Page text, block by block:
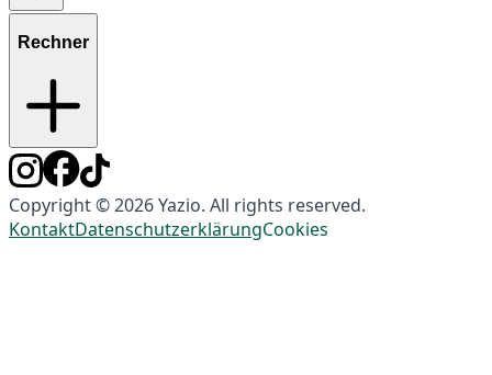
Rechner
Copyright © 2026 Yazio. All rights reserved.
KontaktDatenschutzerklärungCookies